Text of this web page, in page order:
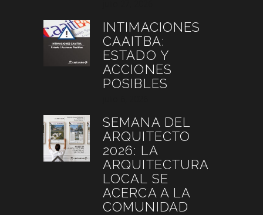
INTIMACIONES
CAAITBA:
ESTADO Y
ACCIONES
POSIBLES
SEMANA DEL
ARQUITECTO
2026: LA
ARQUITECTURA
LOCAL SE
ACERCA A LA
COMUNIDAD